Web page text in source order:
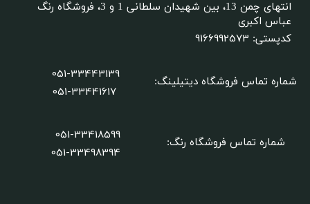
شماره تماس فروشگاه دیتیلینگ:
051-33443139
051-33441617
انتهای چمن 13، بین شهیدان سلطانی 1 و 3، فروشگاه رنگ
عباس اکبری
کدپستی: 9166992573
شماره تماس فروشگاه رنگ:
051-33418599
​​​​​​​051-33498394